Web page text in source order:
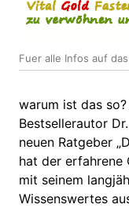
Fuer alle Infos auf
warum ist das
Bestsellerautor
neuen Ratgeber
hat der erfahrene
mit seinem
Wissenswertes